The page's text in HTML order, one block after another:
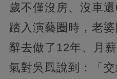
歲不僅沒房、沒車
踏入演藝圈時，老
辭去做了12年、月
氣對吳鳳說到：「